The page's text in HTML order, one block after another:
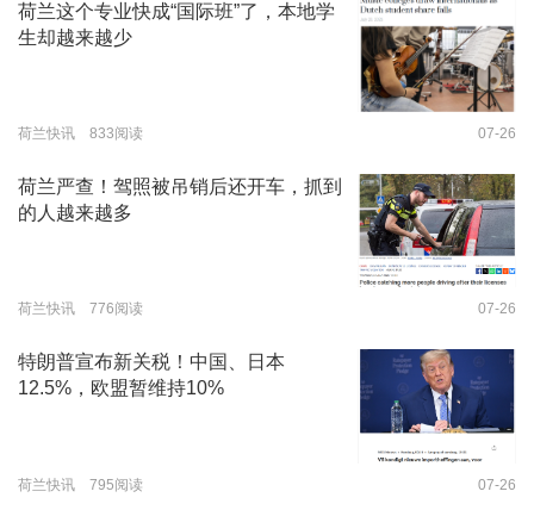
荷兰这个专业快成“国际班”了，本地学
生却越来越少
荷兰快讯 833阅读 07-26
荷兰严查！驾照被吊销后还开车，抓到
的人越来越多
荷兰快讯 776阅读 07-26
特朗普宣布新关税！中国、日本
12.5%，欧盟暂维持10%
荷兰快讯 795阅读 07-26